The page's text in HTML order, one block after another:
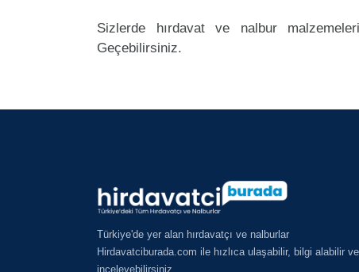
Sizlerde hırdavat ve nalbur
Geçebilirsiniz.
Türkiye'de yer alan hırdavatçı ve nalburlar
Hirdavatciburada.com ile hızlıca ulaşabilir, bilgi alabilir ve
inceleyebilirsiniz.